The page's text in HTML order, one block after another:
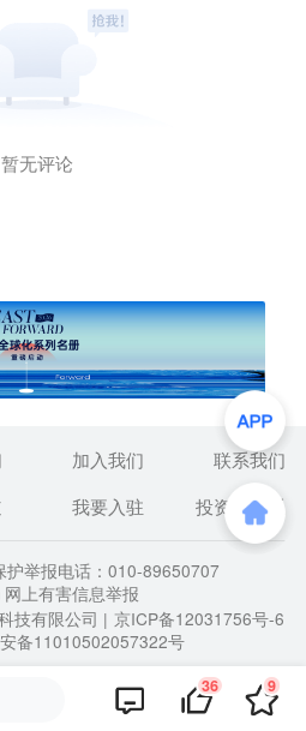
暂无评论
36 9
加入我们
联系我们
我要入驻 投资者关系
举报电话：010-89650707
上有害信息举报
技有限公司 | 京ICP备12031756号-6
备11010502057322号